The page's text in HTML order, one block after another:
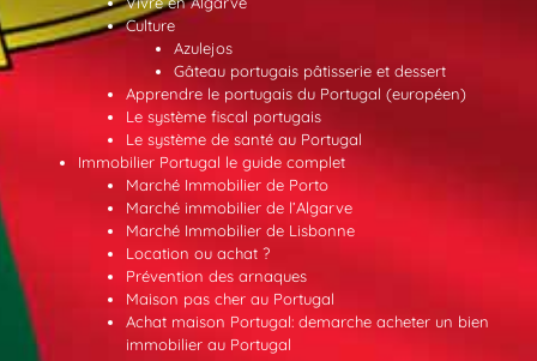
Culture
Azulejos
Gâteau portugais pâtisserie et dessert
Apprendre le portugais du Portugal (européen)
Le système fiscal portugais
Le système de santé au Portugal
Immobilier Portugal le guide complet
Marché Immobilier de Porto
Marché immobilier de l’Algarve
Marché Immobilier de Lisbonne
Location ou achat ?
Prévention des arnaques
Maison pas cher au Portugal
Achat maison Portugal: demarche acheter un bien
immobilier au Portugal